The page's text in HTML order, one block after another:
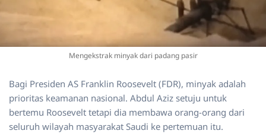
Mengekstrak minyak dari padang pasir
Bagi Presiden AS Franklin Roosevelt (FDR), minyak adalah
prioritas keamanan nasional. Abdul Aziz setuju untuk
bertemu Roosevelt tetapi dia membawa orang-orang dari
seluruh wilayah masyarakat Saudi ke pertemuan itu.